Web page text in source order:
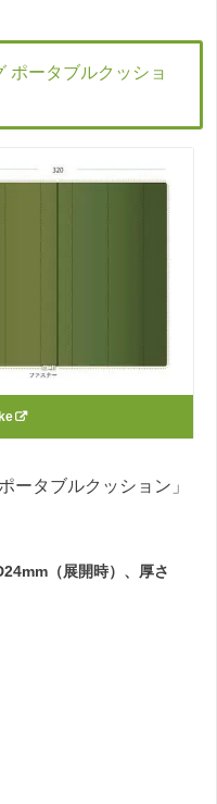
ポータブルクッショ
ータブルクッション」
（展開時）、厚さ